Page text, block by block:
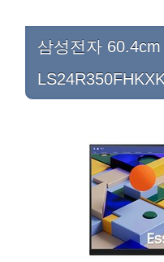
삼성전자